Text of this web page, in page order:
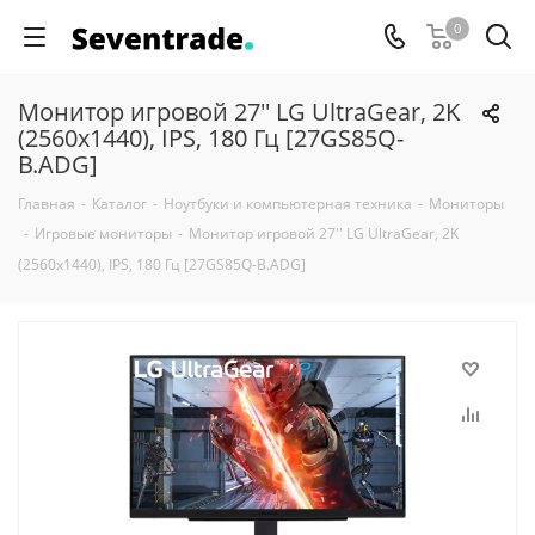
0
Монитор игровой 27'' LG UltraGear, 2K
(2560x1440), IPS, 180 Гц [27GS85Q-
B.ADG]
Главная - Каталог - Ноутбуки и компьютерная техника - Мониторы
- Игровые мониторы - Монитор игровой 27'' LG UltraGear, 2K
(2560x1440), IPS, 180 Гц [27GS85Q-B.ADG]